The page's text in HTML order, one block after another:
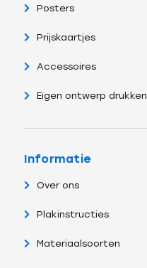
Posters
Prijskaartjes
Accessoires
Eigen ontwerp drukken
Informatie
Over ons
Plakinstructies
Materiaalsoorten